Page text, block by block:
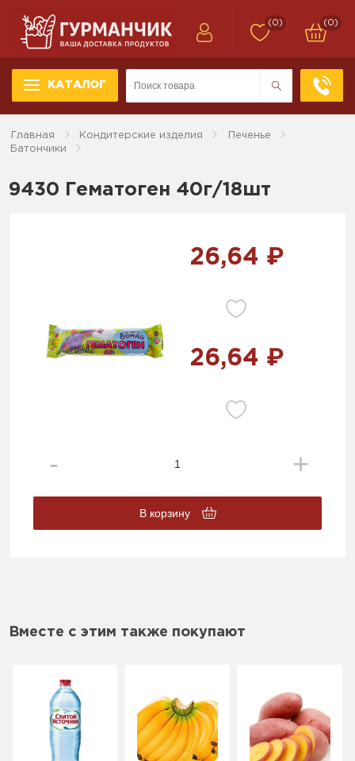
КАТАЛОГ
(0) (0)
Главная Кондитерские изделия
Печенье
Батончики
9430 Гематоген 40г/18шт
26,64 ₽
26,64 ₽
В корзину
Вместе с этим также покупают